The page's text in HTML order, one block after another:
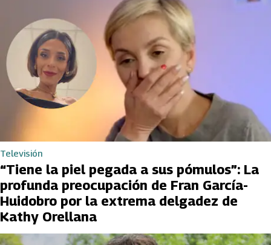
Televisión
“Tiene la piel pegada a sus pómulos”: La
profunda preocupación de Fran García-
Huidobro por la extrema delgadez de
Kathy Orellana